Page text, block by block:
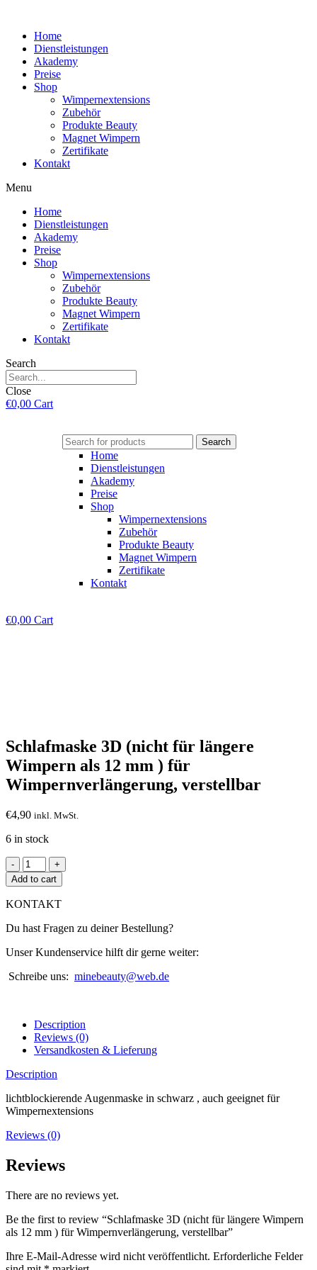
Home
Dienstleistungen
Akademy
Preise
Shop
Wimpernextensions
Zubehör
Produkte Beauty
Magnet Wimpern
Zertifikate
Kontakt
Menu
Home
Dienstleistungen
Akademy
Preise
Shop
Wimpernextensions
Zubehör
Produkte Beauty
Magnet Wimpern
Zertifikate
Kontakt
Search
Close
€0,00 Cart
Search
Home
Dienstleistungen
Akademy
Preise
Shop
Wimpernextensions
Zubehör
Produkte Beauty
Magnet Wimpern
Zertifikate
Kontakt
€0,00 Cart
Schlafmaske 3D (nicht für längere
Wimpern als 12 mm ) für
Wimpernverlängerung, verstellbar
€4,90 inkl. MwSt.
6 in stock
Schlafmaske
3D
(nicht
für
Wimpern
12
)
quantity
Add to cart
KONTAKT
Du hast Fragen zu deiner Bestellung?
Unser Kundenservice hilft dir gerne weiter:
Schreibe uns: minebeauty@web.de
Description
Reviews (0)
Versandkosten & Lieferung
Description
lichtblockierende Augenmaske in schwarz , auch geeignet für
Wimpernextensions
Reviews (0)
Reviews
There are no reviews yet.
Be the first to review “Schlafmaske 3D (nicht für längere Wimpern
als 12 mm ) für Wimpernverlängerung, verstellbar”
Ihre E-Mail-Adresse wird nicht veröffentlicht. Erforderliche Felder